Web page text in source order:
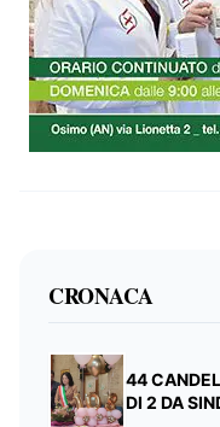
CRONACA
44
DI 2 DA